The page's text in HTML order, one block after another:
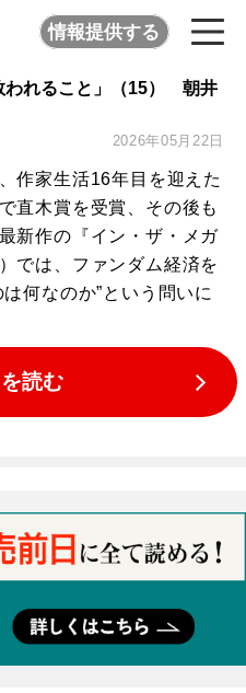
情報提供する
われること」（15） 朝井
2026年05月22日
作家生活16年目を迎えた
直木賞を受賞、その後も
新作の『イン・ザ・メガ
では、ファンダム経済を
何なのか”という問いに
読む